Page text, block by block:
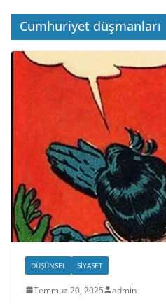
Cumhuriyet düşmanları
DÜŞÜNSEL SIYASET
Temmuz 20, 2025 admin